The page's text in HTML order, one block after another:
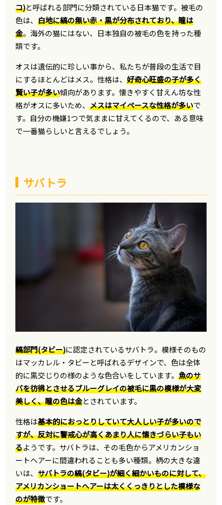
コ)と呼ばれる部門に分類されている日本猫です。被毛の
色は、白地に縞の無い赤・黒が分布されており、瞳は
金。海外の猫にはない、日本独自の被毛の色を持った種
類です。
オスは遺伝的に珍しい事から、私たちが普段の生活で目
にするほとんどはメス。性格は、好奇心旺盛の子が多く
賢い子が多い傾向があります。懐きやすく甘えん坊な性
格がオスに多いため、メスはマイペースな性格が多いで
す。自分の機嫌1つで気ままに甘えてくるので、ある意味
で一番猫らしいと言えるでしょう。
サバトラ
縞部門(タビー)に認定されているサバトラ。模様そのもの
はマッカレル・タビーと呼ばれるデザインで、色は全体
的に黒交じりの様のような色合いをしています。魚のサ
バを彷彿とさせるブルーグレイの被毛に黒の模様が大変
美しく、瞳の色は金とされています。
性格は基本的におっとりしていて大人しい子が多いので
すが、反対に警戒心が高くあまり人に懐きづらい子もい
るようです。サバトラは、その毛色からアメリカンショ
ートヘアーに間違われることも多い種類。柄の大きな違
いは、サバトラの縞(タビー)が細く細かいものに対して、
アメリカンショートヘアーは太くくっきりとした模様な
のが特徴です。